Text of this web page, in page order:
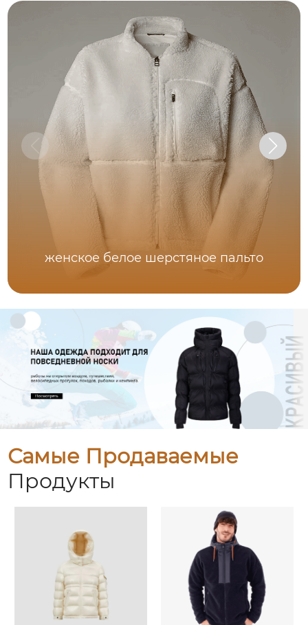
женское белое шерстяное пальто
Самые Продаваемые
Продукты